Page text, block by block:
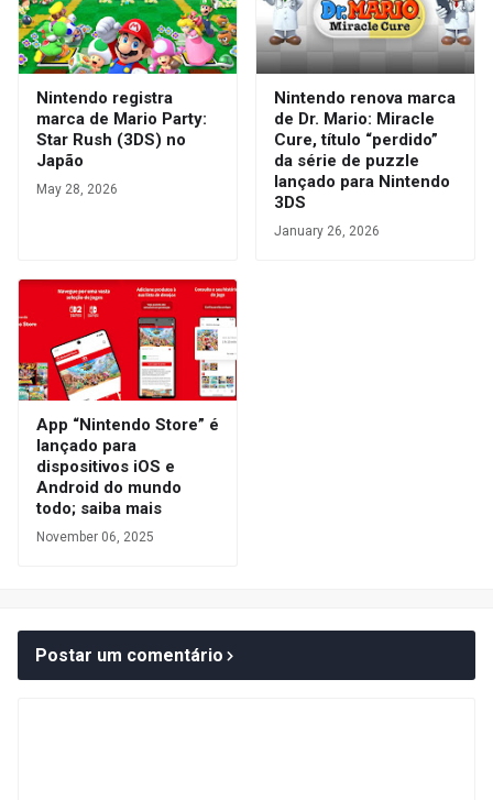
Nintendo registra
marca de Mario Party:
Star Rush (3DS) no
Japão
May 28, 2026
Nintendo renova marca
de Dr. Mario: Miracle
Cure, título “perdido”
da série de puzzle
lançado para Nintendo
3DS
January 26, 2026
App “Nintendo Store” é
lançado para
dispositivos iOS e
Android do mundo
todo; saiba mais
November 06, 2025
Postar um comentário